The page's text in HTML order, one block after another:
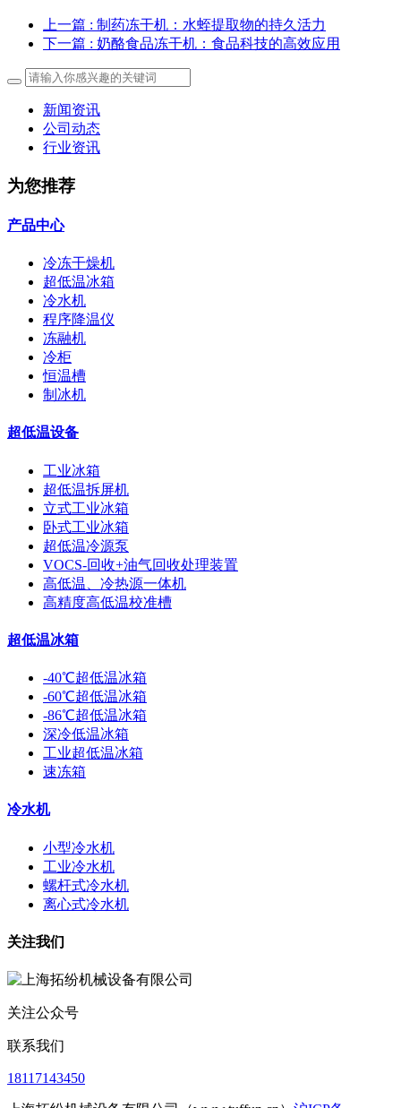
上一篇 : 制药冻干机：水蛭提取物的持久活力
下一篇 : 奶酪食品冻干机：食品科技的高效应用
新闻资讯
公司动态
行业资讯
为您推荐
产品中心
冷冻干燥机
超低温冰箱
冷水机
程序降温仪
冻融机
冷柜
恒温槽
制冰机
超低温设备
工业冰箱
超低温拆屏机
立式工业冰箱
卧式工业冰箱
超低温冷源泵
VOCS-回收+油气回收处理装置
高低温、冷热源一体机
高精度高低温校准槽
超低温冰箱
-40℃超低温冰箱
-60℃超低温冰箱
-86℃超低温冰箱
深冷低温冰箱
工业超低温冰箱
速冻箱
冷水机
小型冷水机
工业冷水机
螺杆式冷水机
离心式冷水机
关注我们
关注公众号
联系我们
18117143450